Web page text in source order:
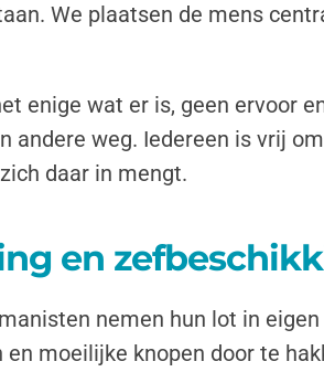
We plaatsen de mens
enige wat er is, geen ervoor
andere weg. Iedereen is vrij
daar in mengt.
en
nemen hun lot in
en moeilijke knopen door te